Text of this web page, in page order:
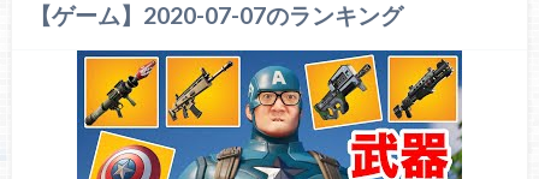
【ゲーム】2020-07-07のランキング